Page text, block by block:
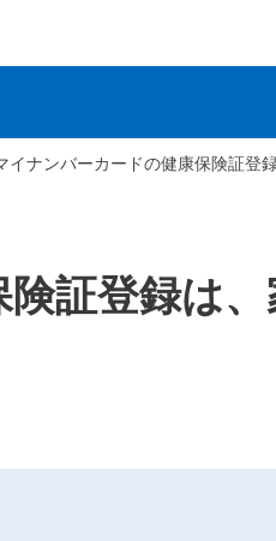
イナンバーカードの健康保険証登
証登録は